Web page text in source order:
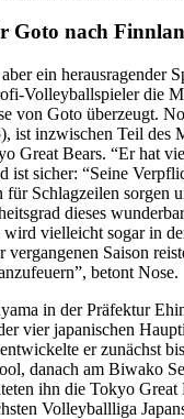
Goto nach
ein herausragender
Volleyballspieler die
von Goto überzeugt.
ist inzwischen Teil des
Great Bears. “Er hat
ist sicher: “Seine
Schlagzeilen sorgen
dieses
wird vielleicht sogar in
vergangenen Saison
betont Nose.
in der Präfektur
vier japanischen
er zunächst
danach am Biwako
ihn die Tokyo Great
Volleyballliga